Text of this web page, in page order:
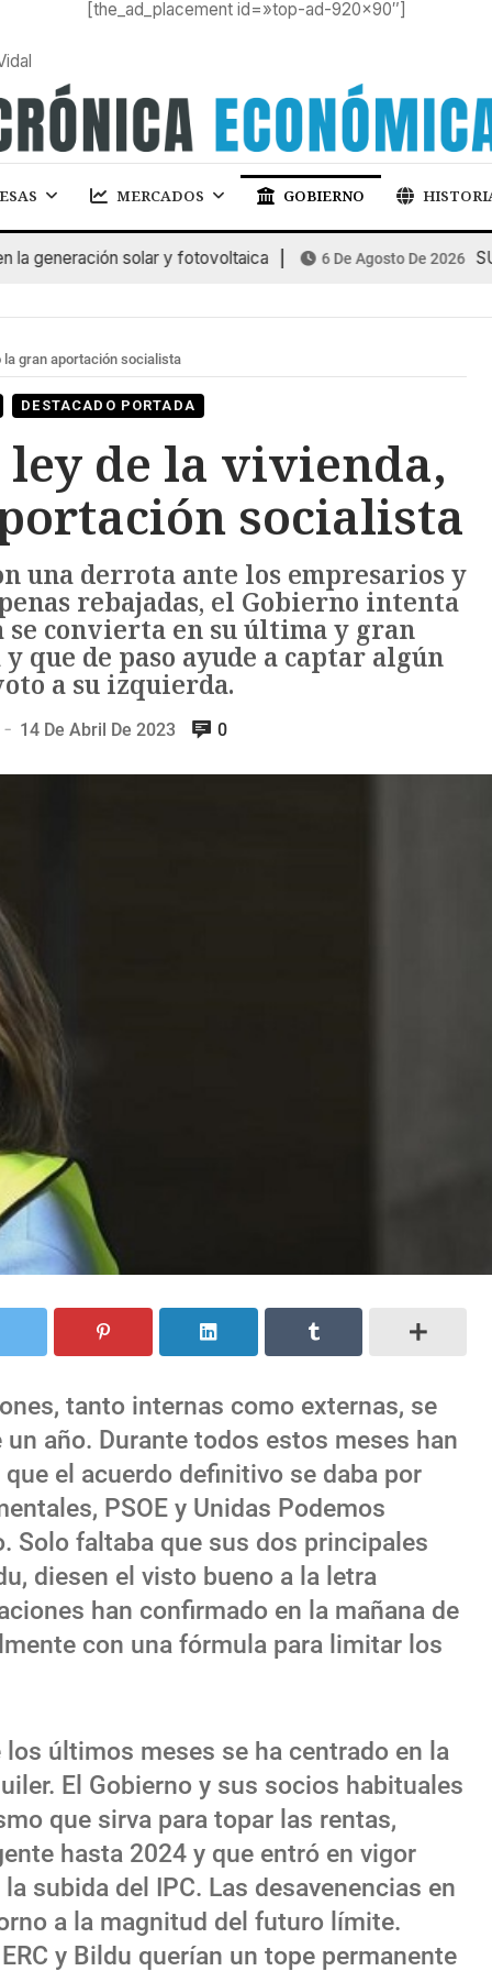
[the_ad_placement id=»top-ad-920×90″]
MERCADOS GOBIERNO
solar y fotovoltaica 6 De Agosto De 2026
la gran aportación socialista
DESTACADO PORTADA
de la vivienda,
socialista
una derrota ante los empresarios y
rebajadas, el Gobierno intenta
convierta en su última y gran
que de paso ayude a captar algún
a su izquierda.
— 14 De Abril De 2023 0
tanto internas como externas, se
año. Durante todos estos meses han
el acuerdo definitivo se daba por
PSOE y Unidas Podemos
Solo faltaba que sus dos principales
diesen el visto bueno a la letra
han confirmado en la mañana de
con una fórmula para limitar los
últimos meses se ha centrado en la
El Gobierno y sus socios habituales
que sirva para topar las rentas,
hasta 2024 y que entró en vigor
subida del IPC. Las desavenencias en
a la magnitud del futuro límite.
y Bildu querían un tope permanente